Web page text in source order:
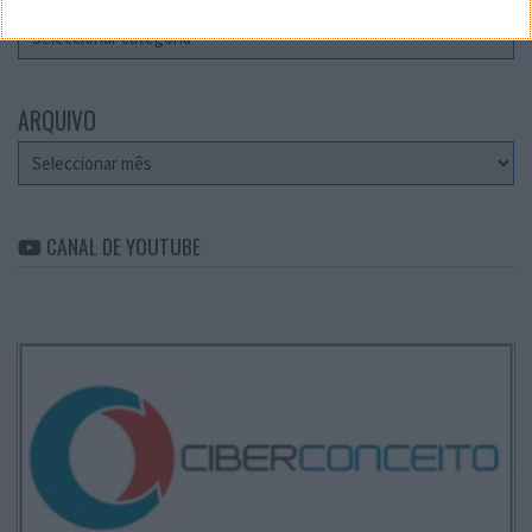
ARQUIVO
Arquivo
CANAL DE YOUTUBE